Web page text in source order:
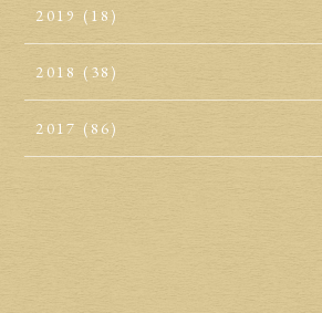
2019 (18)
2018 (38)
2017 (86)